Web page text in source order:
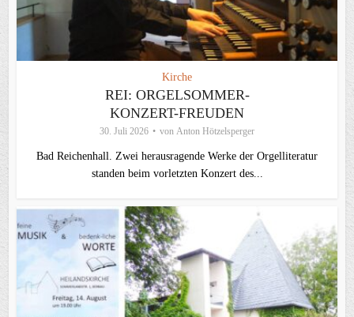
Kirche
REI: ORGELSOMMER-
KONZERT-FREUDEN
30. Juli 2026 von Anton Hötzelsperger
Bad Reichenhall. Zwei herausragende Werke der Orgelliteratur
standen beim vorletzten Konzert des...